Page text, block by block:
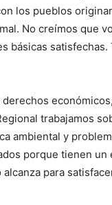
los pueblos
No creímos que
básicas
trabajamos
ambiental y
porque tienen
para